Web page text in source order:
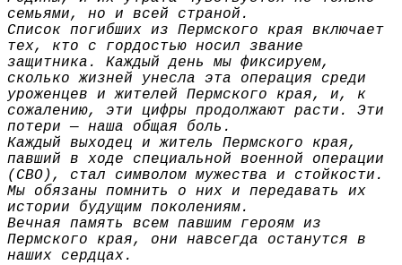
семьями, но и всей страной.
Список погибших из Пермского края включает
тех, кто с гордостью носил звание
защитника. Каждый день мы фиксируем,
сколько жизней унесла эта операция среди
уроженцев и жителей Пермского края, и, к
сожалению, эти цифры продолжают расти. Эти
потери — наша общая боль.
Каждый выходец и житель Пермского края,
павший в ходе специальной военной операции
(СВО), стал символом мужества и стойкости.
Мы обязаны помнить о них и передавать их
истории будущим поколениям.
Вечная память всем павшим героям из
Пермского края, они навсегда останутся в
наших сердцах.